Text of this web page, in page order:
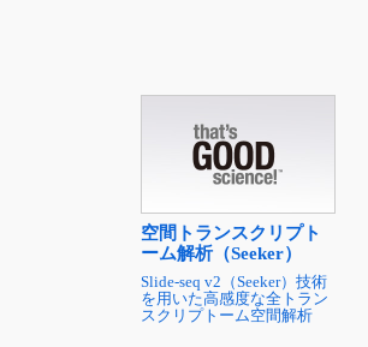
空間トランスクリプト
ーム解析（Seeker）
Slide-seq v2（Seeker）技術
を用いた高感度な全トラン
スクリプトーム空間解析